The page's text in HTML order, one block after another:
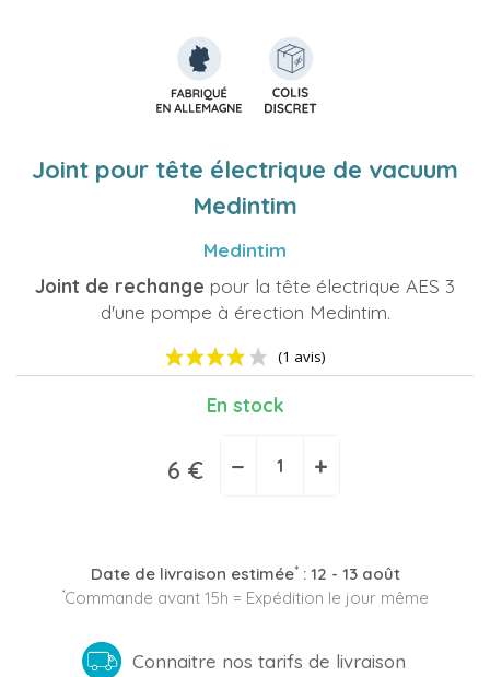
Joint pour tête électrique de vacuum
Medintim
Medintim
Joint de rechange pour la tête électrique AES 3
d'une pompe à érection Medintim.
En stock
6 € − +
Date de livraison estimée*: 12 - 13 août
*Commande avant 15h = Expédition le jour même
Connaitre nos tarifs de livraison